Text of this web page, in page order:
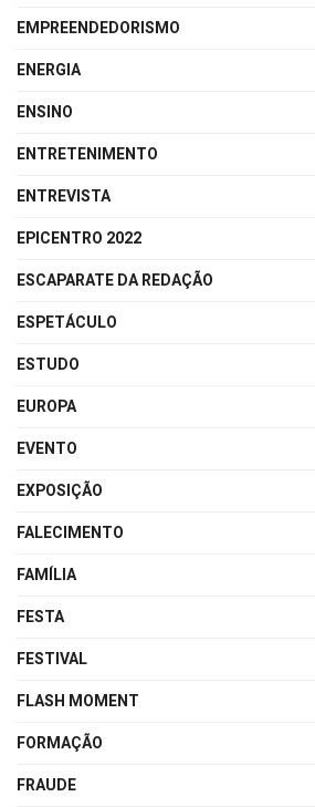
EMPREENDEDORISMO
ENERGIA
ENSINO
ENTRETENIMENTO
ENTREVISTA
EPICENTRO 2022
ESCAPARATE DA REDAÇÃO
ESPETÁCULO
ESTUDO
EUROPA
EVENTO
EXPOSIÇÃO
FALECIMENTO
FAMÍLIA
FESTA
FESTIVAL
FLASH MOMENT
FORMAÇÃO
FRAUDE